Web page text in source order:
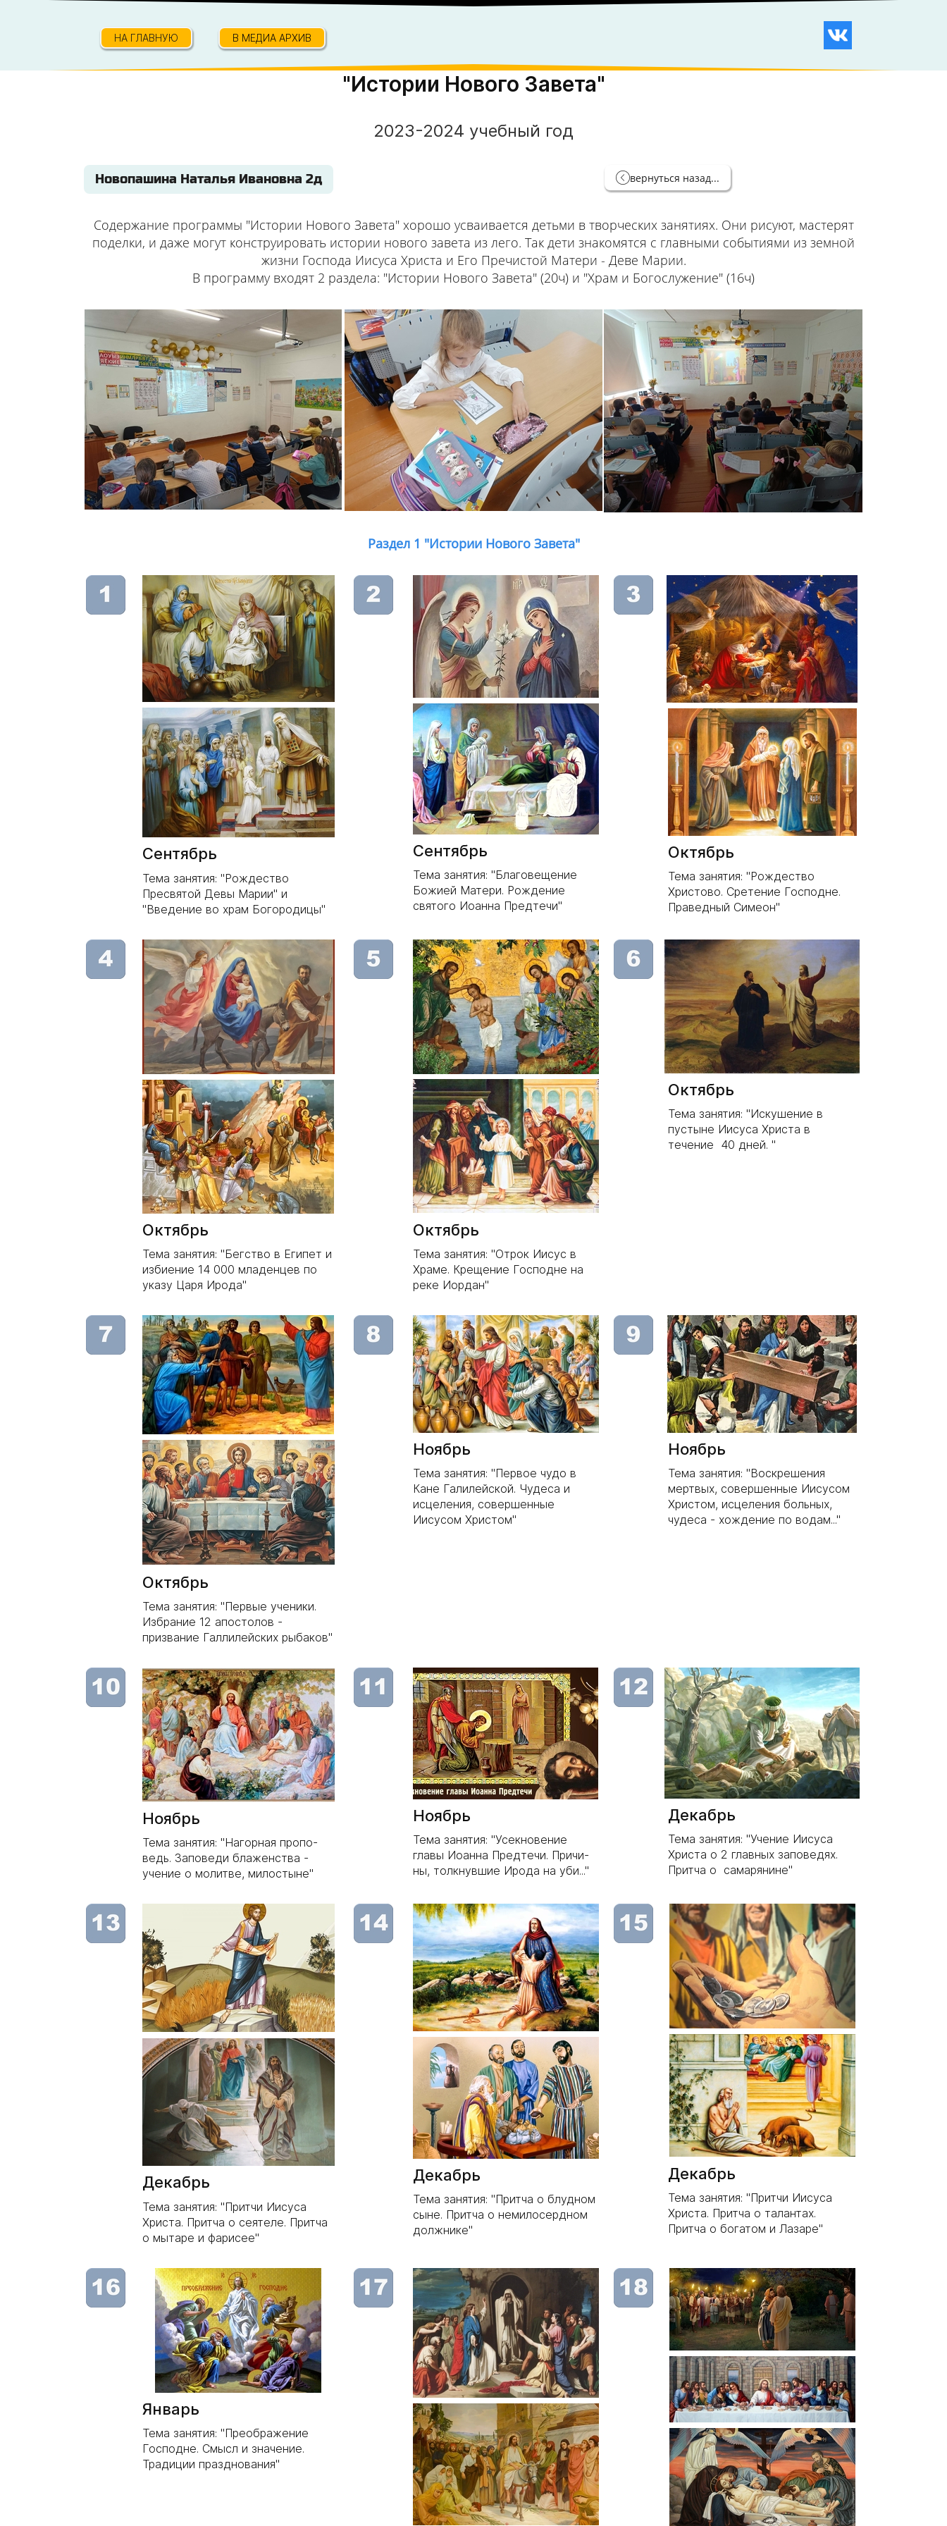
НА ГЛАВНУЮ В МЕДИА АРХИВ
"Истории Нового Завета"
2023-2024 учебный год
Новопашина Наталья Ивановна 2д вернуться назад...
Содержание программы "Истории Нового Завета" хорошо усваивается детьми в творческих занятиях. Они рисуют, мастерят
поделки, и даже могут конструировать истории нового завета из лего. Так дети знакомятся с главными событиями из земной
жизни Господа Иисуса Христа и Его Пречистой Матери - Деве Марии.
В программу входят 2 раздела: "Истории Нового Завета" (20ч) и "Храм и Богослужение" (16ч)
Раздел 1 "Истории Нового Завета"
Сентябрь
Тема занятия: "Рождество
Пресвятой Девы Марии" и
"Введение во храм Богородицы"
Сентябрь
Тема занятия: "Благовещение
Божией Матери. Рождение
святого Иоанна Предтечи"
Октябрь
Тема занятия: "Рождество
Христово. Сретение Господне.
Праведный Симеон"
Октябрь
Тема занятия: "Бегство в Египет и
избиение 14 000 младенцев по
указу Царя Ирода"
Октябрь
Тема занятия: "Отрок Иисус в
Храме. Крещение Господне на
реке Иордан"
Октябрь
Тема занятия: "Искушение в
пустыне Иисуса Христа в
течение 40 дней. "
Октябрь
Тема занятия: "Первые ученики.
Избрание 12 апостолов -
призвание Галлилейских рыбаков"
Ноябрь
Тема занятия: "Первое чудо в
Кане Галилейской. Чудеса и
исцеления, совершенные
Иисусом Христом"
Ноябрь
Тема занятия: "Воскрешения
мертвых, совершенные Иисусом
Христом, исцеления больных,
чудеса - хождение по водам..."
Ноябрь
Тема занятия: "Нагорная пропо-
ведь. Заповеди блаженства -
учение о молитве, милостыне"
Ноябрь
Тема занятия: "Усекновение
главы Иоанна Предтечи. Причи-
ны, толкнувшие Ирода на уби..."
Декабрь
Тема занятия: "Учение Иисуса
Христа о 2 главных заповедях.
Притча о самарянине"
Декабрь
Тема занятия: "Притчи Иисуса
Христа. Притча о сеятеле. Притча
о мытаре и фарисее"
Декабрь
Тема занятия: "Притча о блудном
сыне. Притча о немилосердном
должнике"
Декабрь
Тема занятия: "Притчи Иисуса
Христа. Притча о талантах.
Притча о богатом и Лазаре"
Январь
Тема занятия: "Преображение
Господне. Смысл и значение.
Традиции празднования"